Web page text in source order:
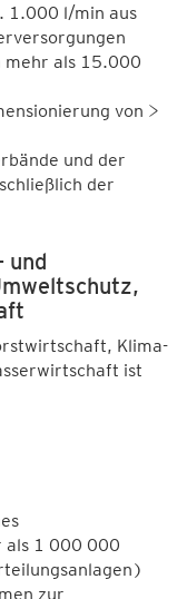
1.000 l/min aus
mehr als 15.000
von >
und der
der
und
Klima-
ist
als 1 000 000
zur